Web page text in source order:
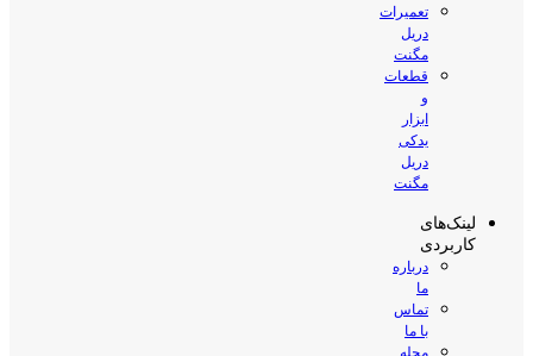
تعمیرات
دریل
مگنت
قطعات
و
ابزار
یدکی
دریل
مگنت
لینک‌های
کاربردی
درباره
ما
تماس
با ما
مجله